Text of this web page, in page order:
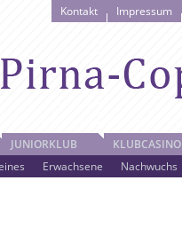
Kontakt Impressum
Erwachsene Nachwuchs
JUNIORKLUB KLUBCASINO